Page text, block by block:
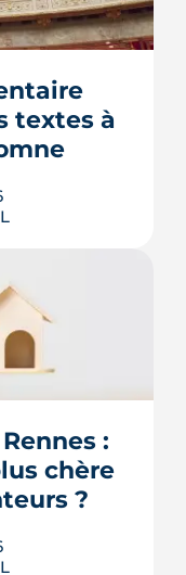
textes à
de vérité
loi
pour
et les
:
chère
?